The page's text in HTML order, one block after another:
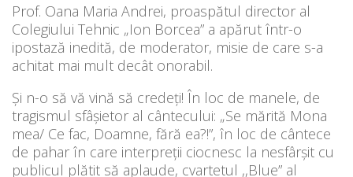
Prof. Oana Maria Andrei, proaspătul director al
Colegiului Tehnic „Ion Borcea” a apărut într-o
ipostază inedită, de moderator, misie de care s-a
achitat mai mult decât onorabil.
Și n-o să vă vină să credeți! În loc de manele, de
tragismul sfâșietor al cântecului: „Se mărită Mona
mea/ Ce fac, Doamne, fără ea?!”, în loc de cântece
de pahar în care interpreții ciocnesc la nesfârșit cu
publicul plătit să aplaude, cvartetul ,,Blue” al